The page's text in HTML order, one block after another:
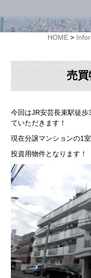
HOME>
売
今回はJR安芸長束駅徒
ていただきます！
現在分譲マンションの1
投資用物件となります！